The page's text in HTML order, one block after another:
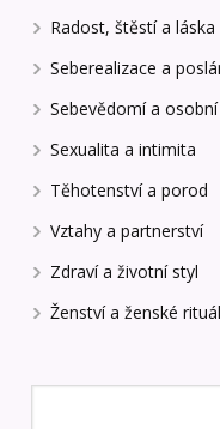
Radost, štěstí a láska
Seberealizace a
Sebevědomí a
Sexualita a intimita
Těhotenství a porod
Vztahy a partnerství
Zdraví a životní styl
Ženství a ženské